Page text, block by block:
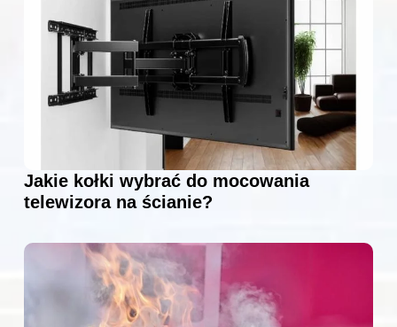
Jakie kołki wybrać do mocowania
telewizora na ścianie?